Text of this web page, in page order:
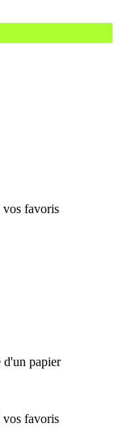
d'un papier